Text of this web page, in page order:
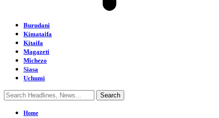
Burudani
Kimataifa
Kitaifa
Magazeti
Michezo
Siasa
Uchumi
Home